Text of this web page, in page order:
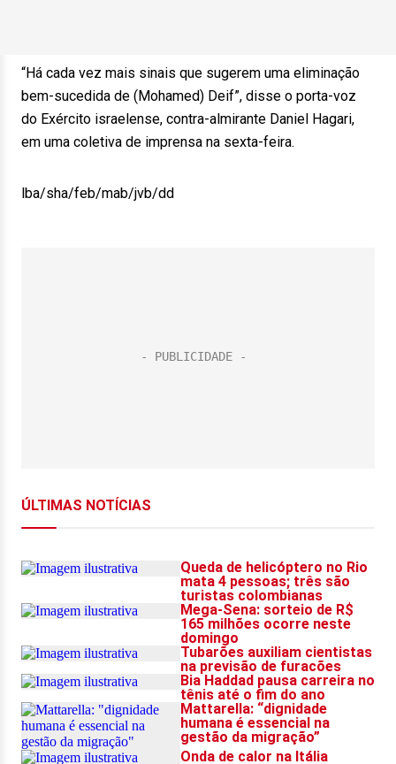
“Há cada vez mais sinais que sugerem uma eliminação
bem-sucedida de (Mohamed) Deif”, disse o porta-voz
do Exército israelense, contra-almirante Daniel Hagari,
em uma coletiva de imprensa na sexta-feira.
lba/sha/feb/mab/jvb/dd